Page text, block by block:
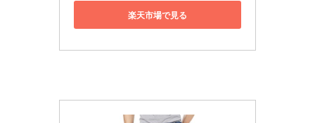
楽天市場で見る